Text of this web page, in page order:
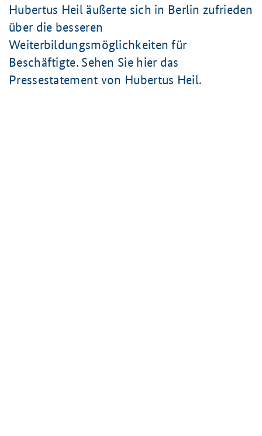
Hubertus Heil äußerte sich in Berlin zufrieden
über die besseren
Weiterbildungsmöglichkeiten für
Beschäftigte. Sehen Sie hier das
Pressestatement von Hubertus Heil.